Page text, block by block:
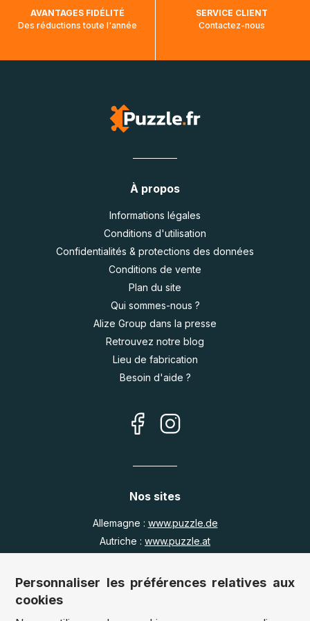
AVANTAGES FIDÉLITÉ
Des réductions toute l'année
SERVICE CLIENT
Contactez-nous
À propos
Informations légales
Conditions d'utilisation
Confidentialités & protections des données
Conditions de vente
Plan du site
Qui sommes-nous ?
Alize Group dans la presse
Retrouvez notre blog
Lieu de fabrication
Besoin d'aide ?
Nos sites
Allemagne : www.puzzle.de
Autriche : www.puzzle.at
Royaume Uni :
www.jigsawpuzzle.co.uk
Personnaliser les préférences relatives aux
cookies